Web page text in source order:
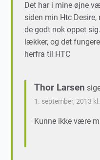
Det har i mine øjne
siden min Htc
de godt nok oppet
lækker, og det
herfra til HTC
Thor Larsen
1. september, 2013
Kunne ikke være